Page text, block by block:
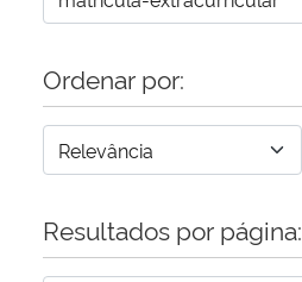
Gabinete de Segurança Institucional
Advocacia-Geral da União
Banco Central do Brasil
Ordenar por:
Resultados por página: